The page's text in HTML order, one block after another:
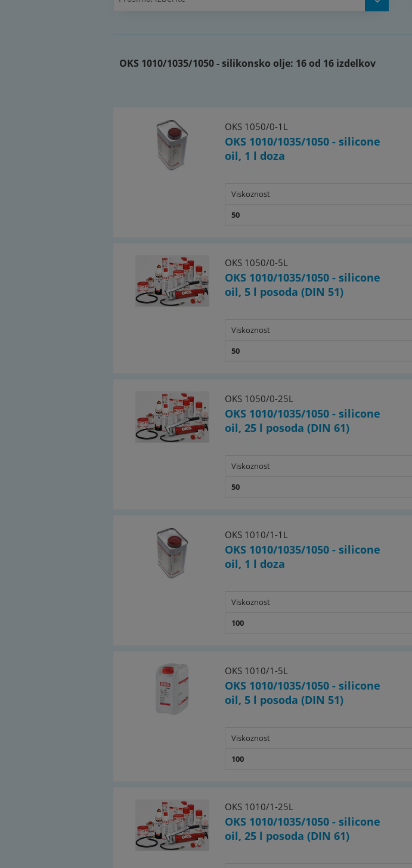
Catalogue page Atlas 9 (Page 1122y)
OKS 1010/1035/1050 - silikonsko olje: 16 od 16 izdelkov
OKS 1050/0-1L
OKS 1010/1035/1050 - silicone
oil, 1 l doza
Viskoznost
50
OKS 1050/0-5L
OKS 1010/1035/1050 - silicone
oil, 5 l posoda (DIN 51)
Viskoznost
50
OKS 1050/0-25L
OKS 1010/1035/1050 - silicone
oil, 25 l posoda (DIN 61)
Viskoznost
50
OKS 1010/1-1L
OKS 1010/1035/1050 - silicone
oil, 1 l doza
Viskoznost
100
OKS 1010/1-5L
OKS 1010/1035/1050 - silicone
oil, 5 l posoda (DIN 51)
Viskoznost
100
OKS 1010/1-25L
OKS 1010/1035/1050 - silicone
oil, 25 l posoda (DIN 61)